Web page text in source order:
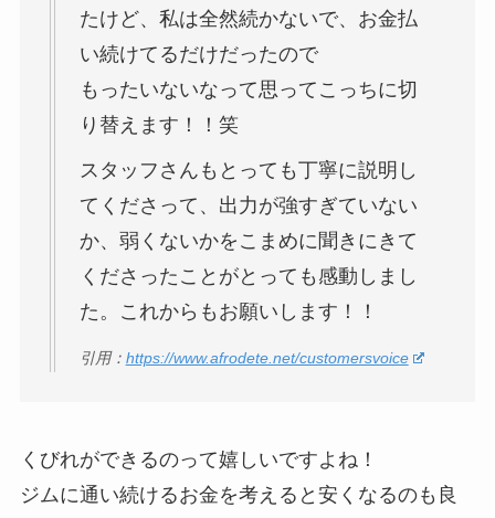
たけど、私は全然続かないで、お金払
い続けてるだけだったので
もったいないなって思ってこっちに切
り替えます！！笑
スタッフさんもとっても丁寧に説明し
てくださって、出力が強すぎていない
か、弱くないかをこまめに聞きにきて
くださったことがとっても感動しまし
た。これからもお願いします！！
引用： https://www.afrodete.net/customersvoice
くびれができるのって嬉しいですよね！
ジムに通い続けるお金を考えると安くなるのも良